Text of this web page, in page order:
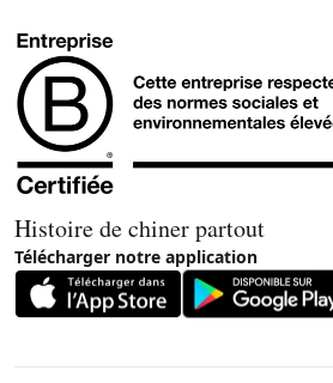
Histoire de chiner partout
Télécharger notre application